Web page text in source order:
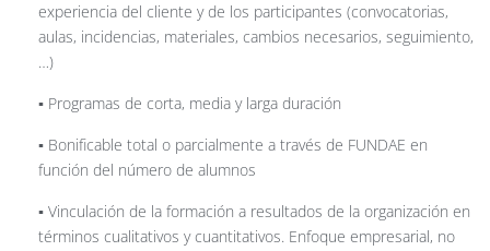
experiencia del cliente y de los participantes (convocatorias,
aulas, incidencias, materiales, cambios necesarios, seguimiento,
…)
▪️ Programas de corta, media y larga duración
▪️ Bonificable total o parcialmente a través de FUNDAE en
función del número de alumnos
▪️ Vinculación de la formación a resultados de la organización en
términos cualitativos y cuantitativos. Enfoque empresarial, no